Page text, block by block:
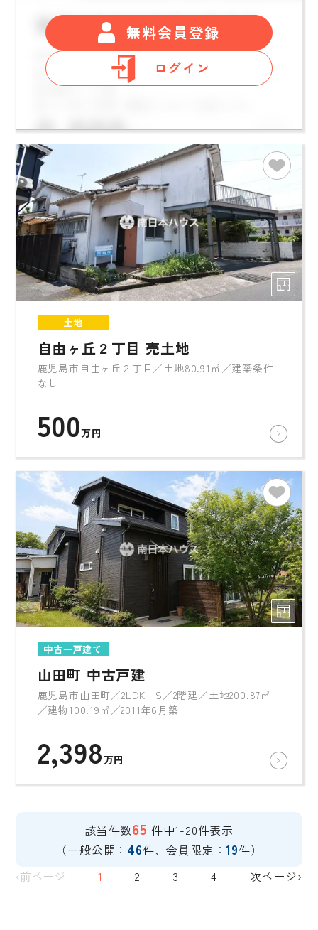
無料会員登録
ログイン
土地
自由ヶ丘２丁目 売土地
鹿児島市自由ヶ丘２丁目／土地80.91㎡／建築条件
なし
500万円
中古一戸建て
山田町 中古戸建
鹿児島市山田町／2LDK+S／2階建／土地200.87㎡
／建物100.19㎡／2011年6月築
2,398万円
該当件数65 件中1-20件表示
（一般公開： 46件、会員限定：19件）
‹前ページ
1 2 3 4 次ページ›